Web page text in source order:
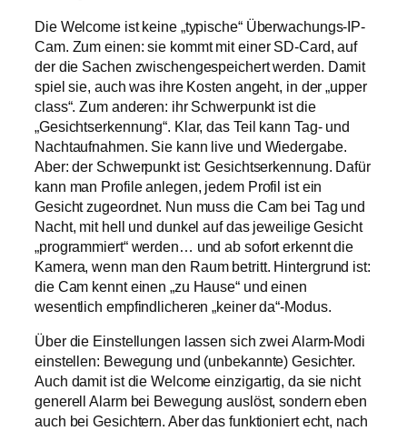
Die Welcome ist keine „typische“ Überwachungs-IP-
Cam. Zum einen: sie kommt mit einer SD-Card, auf
der die Sachen zwischengespeichert werden. Damit
spiel sie, auch was ihre Kosten angeht, in der „upper
class“. Zum anderen: ihr Schwerpunkt ist die
„Gesichtserkennung“. Klar, das Teil kann Tag- und
Nachtaufnahmen. Sie kann live und Wiedergabe.
Aber: der Schwerpunkt ist: Gesichtserkennung. Dafür
kann man Profile anlegen, jedem Profil ist ein
Gesicht zugeordnet. Nun muss die Cam bei Tag und
Nacht, mit hell und dunkel auf das jeweilige Gesicht
„programmiert“ werden… und ab sofort erkennt die
Kamera, wenn man den Raum betritt. Hintergrund ist:
die Cam kennt einen „zu Hause“ und einen
wesentlich empfindlicheren „keiner da“-Modus.
Über die Einstellungen lassen sich zwei Alarm-Modi
einstellen: Bewegung und (unbekannte) Gesichter.
Auch damit ist die Welcome einzigartig, da sie nicht
generell Alarm bei Bewegung auslöst, sondern eben
auch bei Gesichtern. Aber das funktioniert echt, nach